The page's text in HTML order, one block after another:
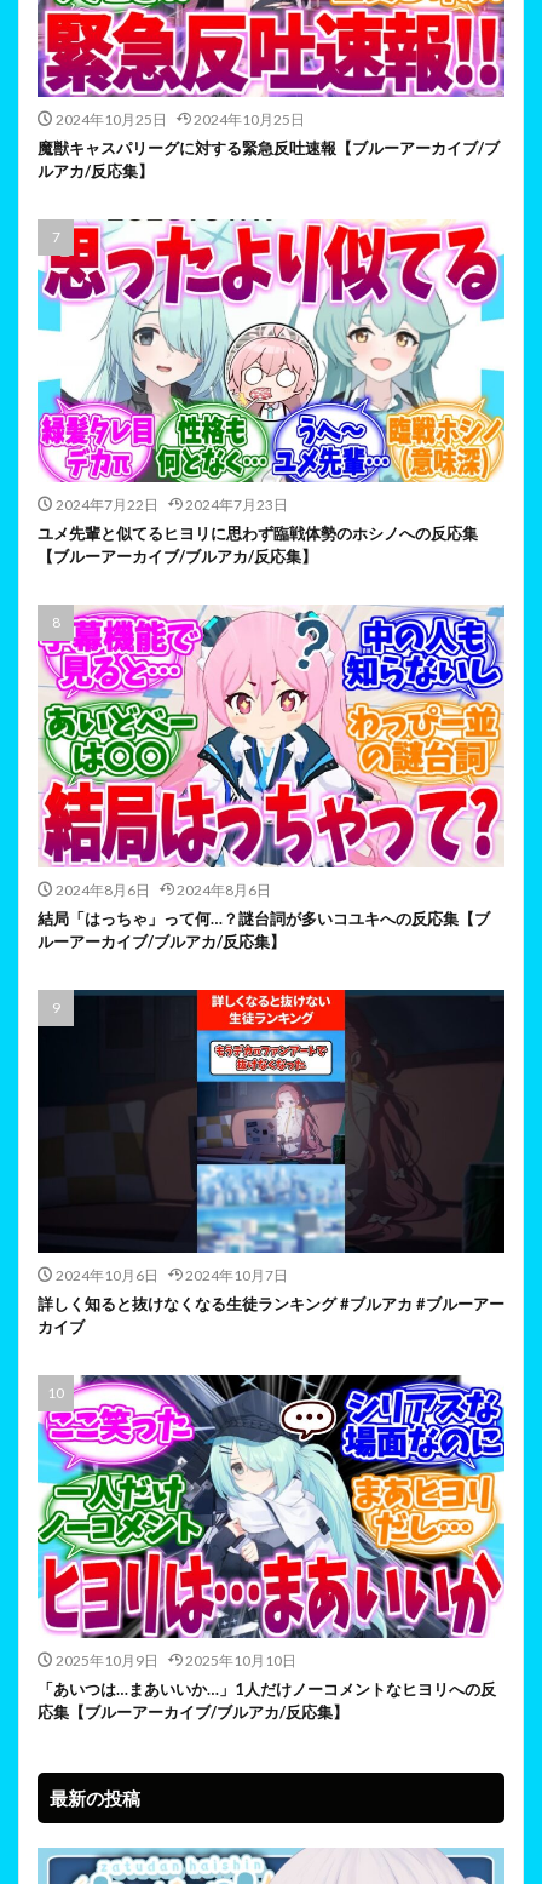
2024年10月25日 2024年10月25日
魔獣キャスパリーグに対する緊急反吐速報【ブルーアーカイブ/ブ
ルアカ/反応集】
2024年7月22日 2024年7月23日
ユメ先輩と似てるヒヨリに思わず臨戦体勢のホシノへの反応集
【ブルーアーカイブ/ブルアカ/反応集】
2024年8月6日 2024年8月6日
結局「はっちゃ」って何…？謎台詞が多いコユキへの反応集【ブ
ルーアーカイブ/ブルアカ/反応集】
2024年10月6日 2024年10月7日
詳しく知ると抜けなくなる生徒ランキング #ブルアカ #ブルーアー
カイブ
2025年10月9日 2025年10月10日
「あいつは…まあいいか…」1人だけノーコメントなヒヨリへの反
応集【ブルーアーカイブ/ブルアカ/反応集】
最新の投稿